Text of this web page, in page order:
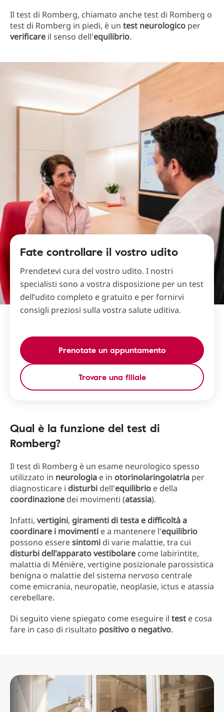
Il test di Romberg, chiamato anche test di Romberg o
test di Romberg in piedi, è un test neurologico per
verificare il senso dell'equilibrio.
Fate controllare il vostro udito
Prendetevi cura del vostro udito. I nostri
specialisti sono a vostra disposizione per un test
dell’udito completo e gratuito e per fornirvi
consigli preziosi sulla vostra salute uditiva.
Prenotate un appuntamento
Trovare una filiale
Qual è la funzione del test di
Romberg?
Il test di Romberg è un esame neurologico spesso
utilizzato in neurologia e in otorinolaringoiatria per
diagnosticare i disturbi dell'equilibrio e della
coordinazione dei movimenti (atassia).
Infatti, vertigini, giramenti di testa e difficoltà a
coordinare i movimenti e a mantenere l'equilibrio
possono esseresintomi di varie malattie, tra cui
disturbi dell'apparato vestibolare come labirintite,
malattia di Ménière, vertigine posizionale parossistica
benigna o malattie del sistema nervoso centrale
come emicrania, neuropatie, neoplasie, ictus e atassia
cerebellare.
Di seguito viene spiegato come eseguire il test e cosa
fare in caso di risultato positivo o negativo.